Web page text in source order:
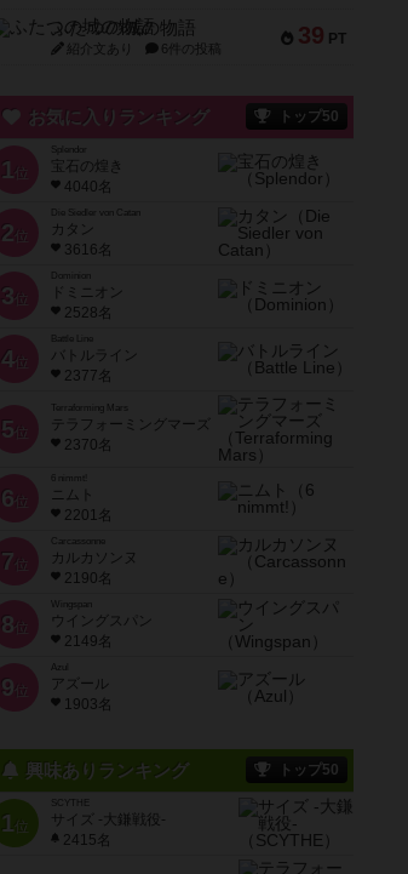
39 PT
ふたつの城の物語
紹介文あり 6件の投稿
お気に入りランキング トップ50
1 位
宝石の煌き
4040名
2 位
Die Siedler von Catan
カタン
3616名
3 位
ドミニオン
2528名
4位
Battle Line
バトルライン
2377名
5 位
Terraforming Mars
テラフォーミングマーズ
2370名
6 位
ニムト
2201名
7 位
Carcassonne
カルカソンヌ
2190名
8 位
Wingspan
ウイングスパン
2149名
9 位
Azul
アズール
1903名
興味ありランキング トップ50
1位
SCYTHE
サイズ -大鎌戦役-
2415名